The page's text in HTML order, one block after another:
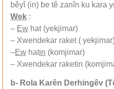
bêyî (in) be tê zanîn ku kara
Wek :
– Ew hat (yekjimar)
– Xwendekar raket (
–Ew hatin (komjimar)
– Xwendekar raketin
b- Rola Karên Derhingêv